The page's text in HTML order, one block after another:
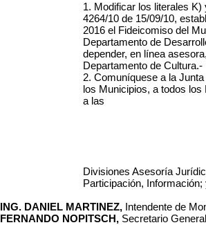
1. Modificar los literales K)
4264/10 de 15/09/10,
2016 el Fideicomiso del
Departamento de
depender, en línea
Departamento de Cultura.-
2. Comuníquese a la
los Municipios, a todos
a las
Divisiones Asesoría
Participación,
ING. DANIEL MARTINEZ, Intendente de
FERNANDO NOPITSCH, Secretario